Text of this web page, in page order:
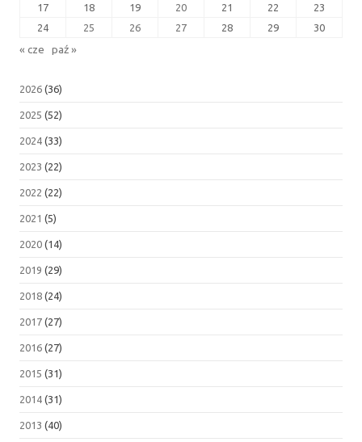
17
18 19 20 21 22
23
24
25 26 27 28 29 30
« cze paź »
2026 (36)
2025 (52)
2024 (33)
2023 (22)
2022 (22)
2021 (5)
2020 (14)
2019 (29)
2018 (24)
2017 (27)
2016 (27)
2015 (31)
2014 (31)
2013 (40)